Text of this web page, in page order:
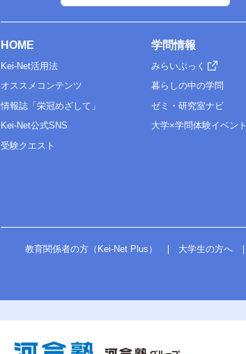
HOME
Kei-Net活用法
オススメコンテンツ
情報誌「栄冠めざして」
Kei-Net公式SNS
受験クエスト
学問情報
みらいぶっく
暮らしの中の学問
ゼミ・研究室ナビ
大学×学問体験イベント
教育関係者の方（Kei-Net Plus） 大学生の方へ